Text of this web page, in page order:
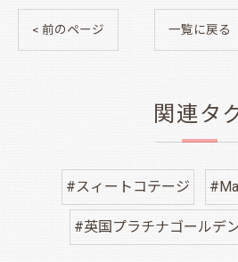
< 前のページ 一覧に戻る
関連タ
#スィートコテージ
#英国プラチナゴールデ